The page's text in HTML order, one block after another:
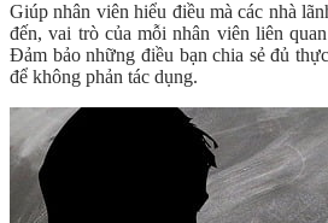
Giúp nhân viên hiểu điều mà các nhà
đến, vai trò của mỗi nhân viên liên
Đảm bảo những điều bạn chia sẻ đủ
để không phản tác dụng.